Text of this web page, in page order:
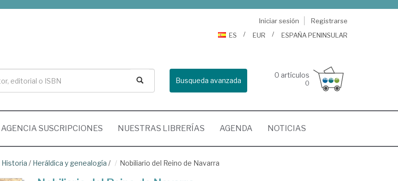
Iniciar sesión
Registrarse
ES
EUR ESPAÑA PENINSULAR
Busqueda avanzada
0 artículos
0
AGENCIA SUSCRIPCIONES NUESTRAS LIBRERÍAS AGENDA NOTICIAS
Historia / Heráldica y genealogía / Nobiliario del Reino de Navarra